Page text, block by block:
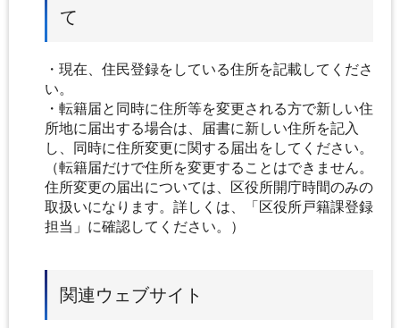
て
・現在、住民登録をしている住所を記載してくださ
い。
・転籍届と同時に住所等を変更される方で新しい住
所地に届出する場合は、届書に新しい住所を記入
し、同時に住所変更に関する届出をしてください。
（転籍届だけで住所を変更することはできません。
住所変更の届出については、区役所開庁時間のみの
取扱いになります。詳しくは、「区役所戸籍課登録
担当」に確認してください。）
関連ウェブサイト